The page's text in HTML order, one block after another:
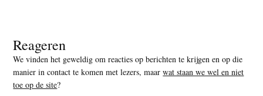
Reageren
We vinden het geweldig om reacties op berichten te krijgen en op die
manier in contact te komen met lezers, maarwat staan we wel en niet
toe op de site?